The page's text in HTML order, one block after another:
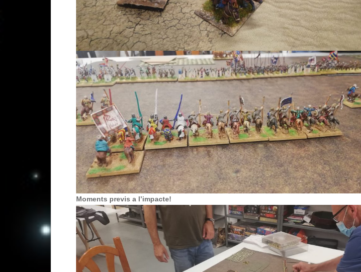
Moments previs a l’impacte!